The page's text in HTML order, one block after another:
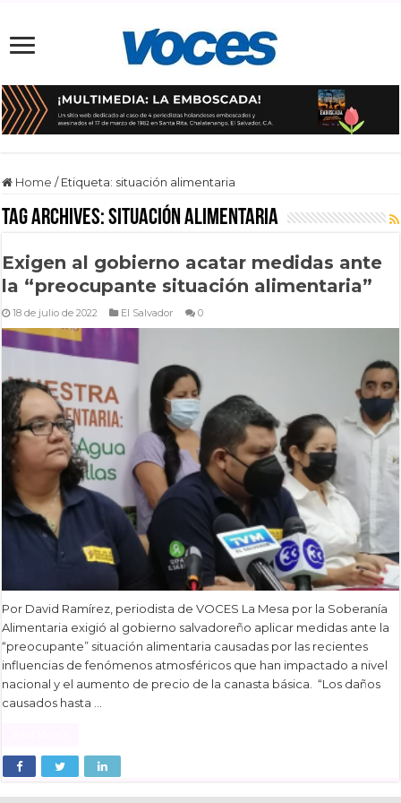
Home / Etiqueta: situación alimentaria
Tag Archives:situación alimentaria
Exigen al gobierno acatar medidas ante
la “preocupante situación alimentaria”
18 de julio de 2022 El Salvador 0
Por David Ramírez, periodista de VOCES La Mesa por la Soberanía
Alimentaria exigió al gobierno salvadoreño aplicar medidas ante la
“preocupante” situación alimentaria causadas por las recientes
influencias de fenómenos atmosféricos que han impactado a nivel
nacional y el aumento de precio de la canasta básica. “Los daños
causados hasta …